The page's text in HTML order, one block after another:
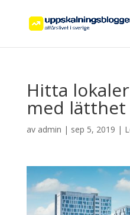
Hitta
med lätthet
av admin | sep 5, 2019 |